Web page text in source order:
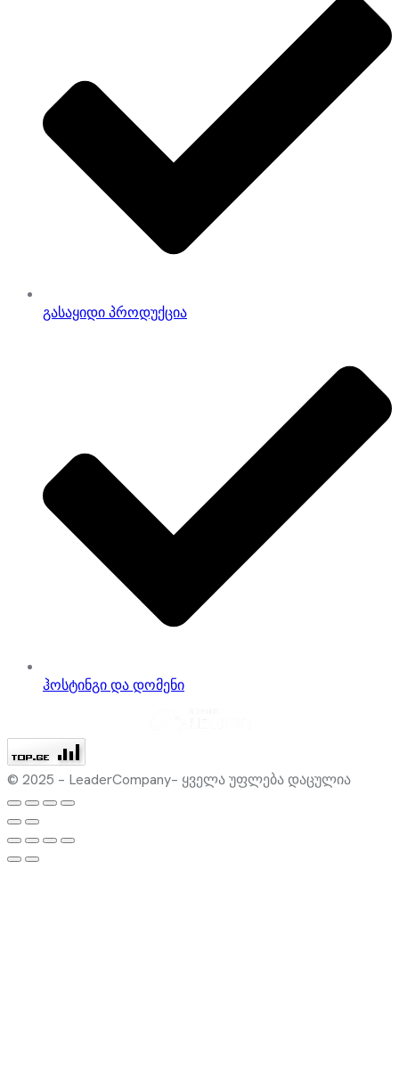
გასაყიდი პროდუქცია
ჰოსტინგი და დომენი
© 2025 – LeaderCompany– ყველა უფლება დაცულია